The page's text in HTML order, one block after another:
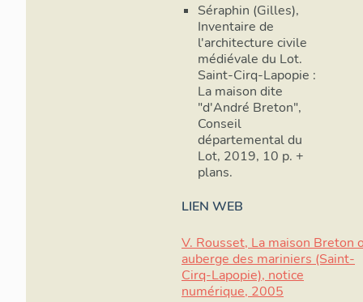
Séraphin (Gilles),
Inventaire de
l'architecture civile
médiévale du Lot.
Saint-Cirq-Lapopie :
La maison dite
"d'André Breton",
Conseil
départemental du
Lot, 2019, 10 p. +
plans.
LIEN WEB
V. Rousset, La maison Breton
auberge des mariniers (Saint-
Cirq-Lapopie), notice
numérique, 2005